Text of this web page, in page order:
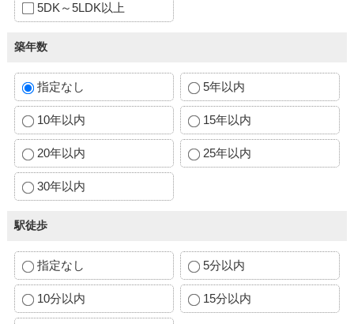
5DK～5LDK以上
築年数
指定なし 5年以内
10年以内 15年以内
20年以内 25年以内
30年以内
駅徒歩
指定なし 5分以内
10分以内 15分以内